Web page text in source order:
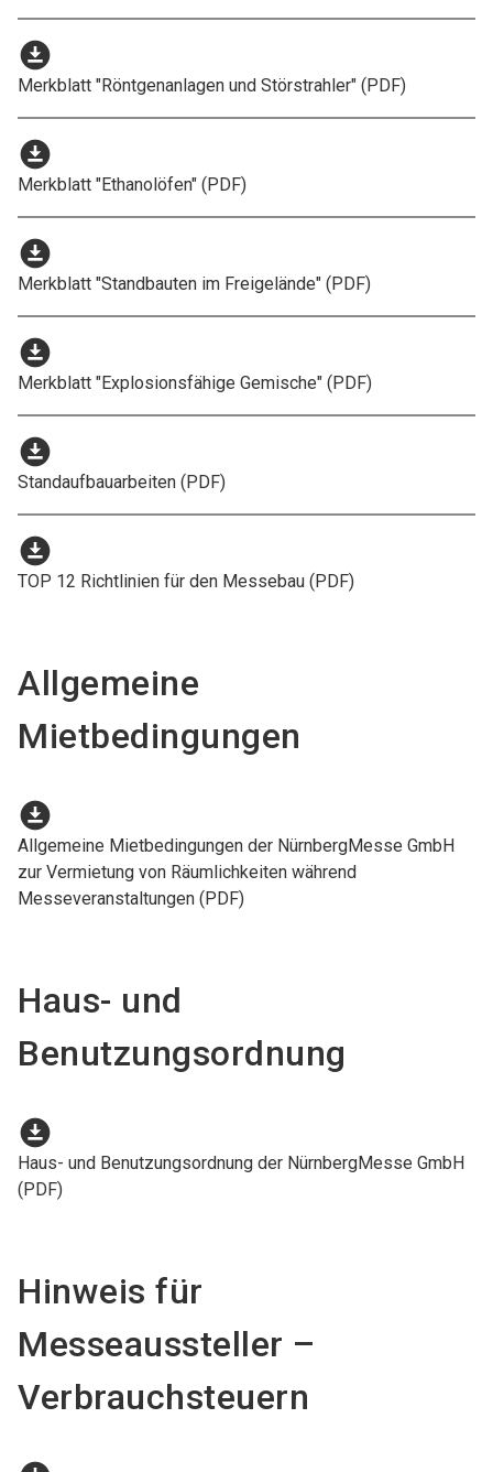
download_for_offline
Merkblatt "Röntgenanlagen und Störstrahler" (PDF)
download_for_offline
Merkblatt "Ethanolöfen" (PDF)
download_for_offline
Merkblatt "Standbauten im Freigelände" (PDF)
download_for_offline
Merkblatt "Explosionsfähige Gemische" (PDF)
download_for_offline
Standaufbauarbeiten (PDF)
download_for_offline
TOP 12 Richtlinien für den Messebau (PDF)
Allgemeine
Mietbedingungen
download_for_offline
Allgemeine Mietbedingungen der NürnbergMesse GmbH
zur Vermietung von Räumlichkeiten während
Messeveranstaltungen (PDF)
Haus- und
Benutzungsordnung
download_for_offline
Haus- und Benutzungsordnung der NürnbergMesse GmbH
(PDF)
Hinweis für
Messeaussteller –
Verbrauchsteuern